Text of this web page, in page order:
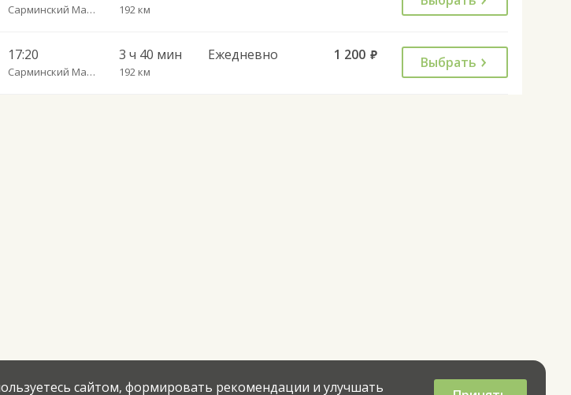
Сарминский Майдан с. 192 км
17:20
Сарминский Майдан с.
3 ч 40 мин
192 км
Ежедневно 1 200 руб. Выбрать
сайтом, формировать рекомендации и улучшать